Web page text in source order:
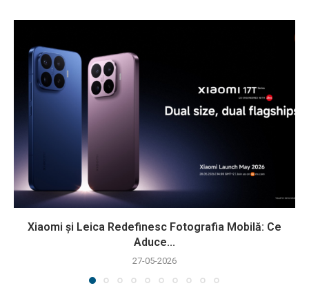
Xiaomi și Leica Redefinesc Fotografia Mobilă: Ce
Aduce...
27-05-2026